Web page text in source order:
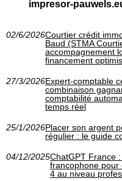
impresor-
02/6/2026Courtier crédit
Baud (STMA
accompagnement
financement
27/3/2026Expert-comptable
combinaison
comptabilité
temps réel
25/1/2026Placer son argent
régulier : le guide
04/12/2025ChatGPT France :
francophone pour
4 au niveau